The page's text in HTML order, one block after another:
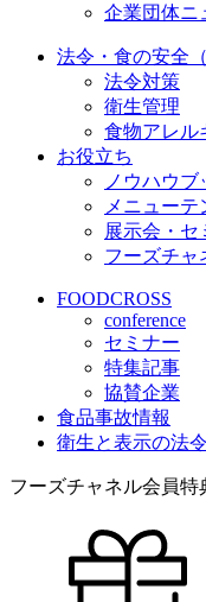
企業団体ニ
法令・食の安全（
法令対策
衛生管理
食物アレル
お役立ち
ノウハウブ
メニューテ
展示会・セ
フーズチャ
FOODCROSS
conference
セミナー
特集記事
協賛企業
食品事故情報
衛生と表示の法
フーズチャネル会員特